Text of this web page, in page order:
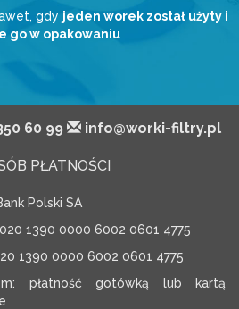
gdy jeden worek został użyty i
go w opakowaniu
60 99 info@worki-filtry.pl
PŁATNOŚCI
Polski SA
1390 0000 6002 0601 4775
1390 0000 6002 0601 4775
płatność gotówką lub kartą